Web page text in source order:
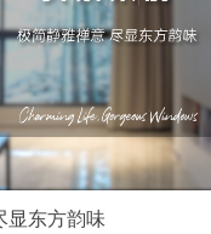
显东方韵味